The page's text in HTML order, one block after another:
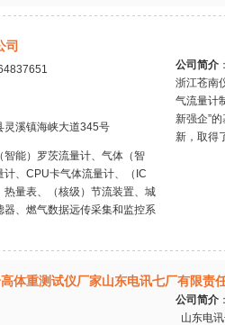
司
灵溪镇海峡大道345号
能）罗茨流量计、气体（智
、CPU卡气体流量计、（IC
量表、（核级）节流装置、城
、燃气数据远传采集和监控系
公司简介
浙江苍南
气流量计
新强企”
新，取得
体重测试仪厂家山东电讯七厂有限责
公司简介
山东电